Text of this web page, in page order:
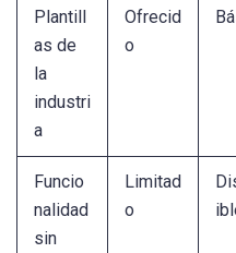
Plantill
as de
la
industri
a
Ofrecid
o
Funcio
nalidad
sin
Limitad
o